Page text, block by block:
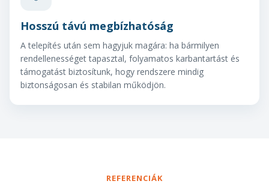
Hosszú távú megbízhatóság
A telepítés után sem hagyjuk magára: ha bármilyen
rendellenességet tapasztal, folyamatos karbantartást és
támogatást biztosítunk, hogy rendszere mindig
biztonságosan és stabilan működjön.
REFERENCIÁK